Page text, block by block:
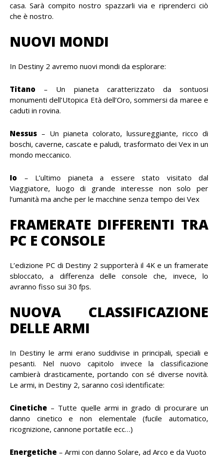
casa. Sarà compito nostro spazzarli via e riprenderci ciò
che è nostro.
NUOVI MONDI
In Destiny 2 avremo nuovi mondi da esplorare:
Titano – Un pianeta caratterizzato da sontuosi
monumenti dell’Utopica Età dell’Oro, sommersi da maree e
caduti in rovina.
Nessus – Un pianeta colorato, lussureggiante, ricco di
boschi, caverne, cascate e paludi, trasformato dei Vex in un
mondo meccanico.
Io – L’ultimo pianeta a essere stato visitato dal
Viaggiatore, luogo di grande interesse non solo per
l’umanità ma anche per le macchine senza tempo dei Vex
FRAMERATE DIFFERENTI TRA
PC E CONSOLE
L’edizione PC di Destiny 2 supporterà il 4K e un framerate
sbloccato, a differenza delle console che, invece, lo
avranno fisso sui 30 fps.
NUOVA CLASSIFICAZIONE
DELLE ARMI
In Destiny le armi erano suddivise in principali, speciali e
pesanti. Nel nuovo capitolo invece la classificazione
cambierà drasticamente, portando con sé diverse novità.
Le armi, in Destiny 2, saranno così identificate:
Cinetiche – Tutte quelle armi in grado di procurare un
danno cinetico e non elementale (fucile automatico,
ricognizione, cannone portatile ecc…)
Energetiche – Armi con danno Solare, ad Arco e da Vuoto